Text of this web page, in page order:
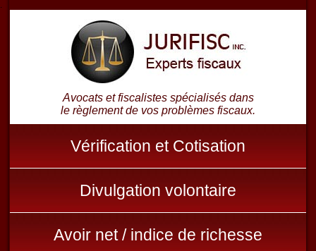
.
Avocats et fiscalistes spécialisés dans
le règlement de vos problèmes fiscaux.
Vérification et Cotisation
Divulgation volontaire
Avoir net / indice de richesse